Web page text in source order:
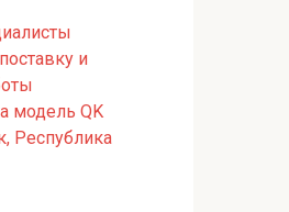
и
модель QK
Республика